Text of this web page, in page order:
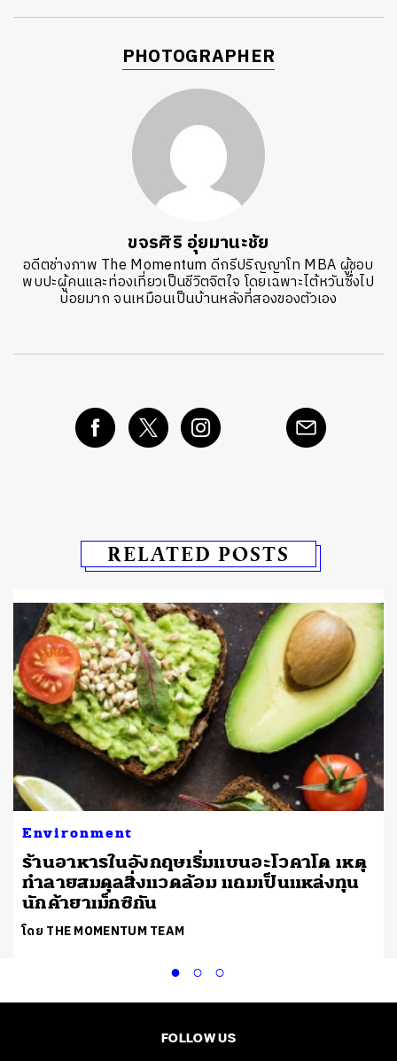
PHOTOGRAPHER
ขจรศิริ อุ่ยมานะชัย
อดีตช่างภาพ The Momentum ดีกรีปริญญาโท MBA ผู้ชอบ
พบปะผู้คนและท่องเที่ยวเป็นชีวิตจิตใจ โดยเฉพาะไต้หวันซึ่งไป
บ่อยมาก จนเหมือนเป็นบ้านหลังที่สองของตัวเอง
RELATED POSTS
Environment
ร้านอาหารในอังกฤษเริ่มแบนอะโวคาโด เหตุ
ทำลายสมดุลสิ่งแวดล้อม แถมเป็นแหล่งทุน
นักค้ายาเม็กซิกัน
โดย THE MOMENTUM TEAM
FOLLOW US